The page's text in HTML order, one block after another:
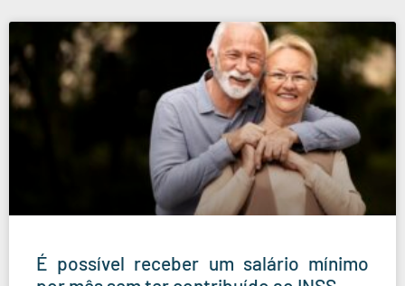
É possível receber um salário mínimo